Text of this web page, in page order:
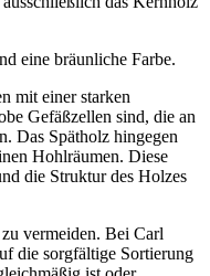
eine bräunliche Farbe.
mit einer starken
Gefäßzellen sind, die an
Das Spätholz hingegen
Hohlräumen. Diese
die Struktur des Holzes
vermeiden. Bei Carl
die sorgfältige Sortierung